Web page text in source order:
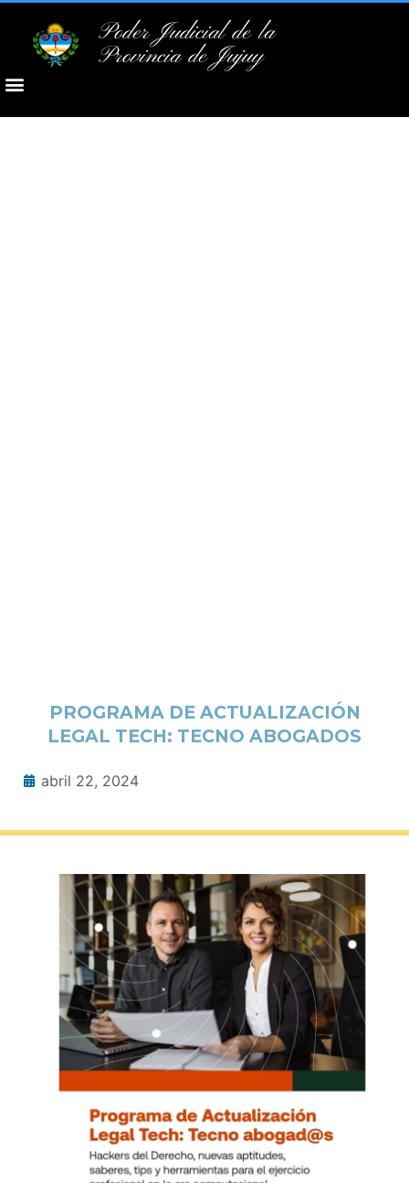
Poder Judicial de la
Provincia de Jujuy
PROGRAMA DE ACTUALIZACIÓN
LEGAL TECH: TECNO ABOGADOS
abril 22, 2024